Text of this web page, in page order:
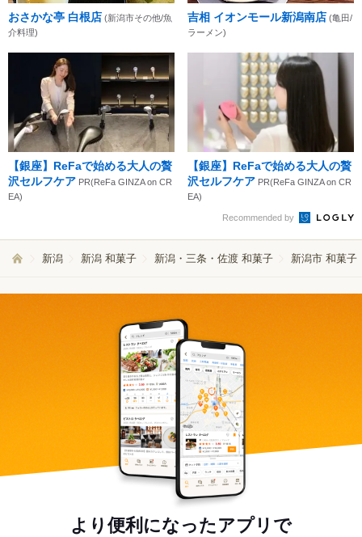
おさかな亭 白根店 (新潟市その他/魚
介料理)
吉相 イオンモール新潟南店 (亀田/
ラーメン)
【銀座】ReFaで始める大人の贅
沢セルフケア PR(ReFa GINZA on CR
EA)
【銀座】ReFaで始める大人の贅
沢セルフケア PR(ReFa GINZA on CR
EA)
Recommended by
新潟 新潟 和菓子 新潟・三条・佐渡 和菓子 新潟市 和菓子
より便利になったアプリで